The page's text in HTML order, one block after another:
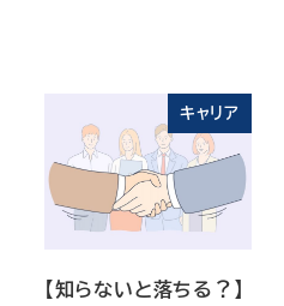
キャリア
【知らないと落ちる？】